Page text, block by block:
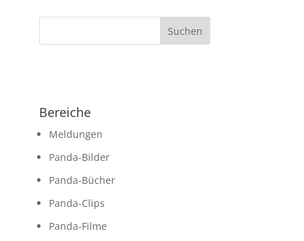
Bereiche
Meldungen
Panda-Bilder
Panda-Bücher
Panda-Clips
Panda-Filme